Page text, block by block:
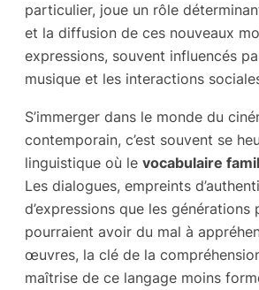
particulier, joue un rôle
et la diffusion de ces nouveaux
expressions, souvent influencés
musique et les interactions
S’immerger dans le monde du
contemporain, c’est souvent se
linguistique où le vocabulaire
Les dialogues, empreints
d’expressions que les générations
pourraient avoir du mal à
œuvres, la clé de la
maîtrise de ce langage moins